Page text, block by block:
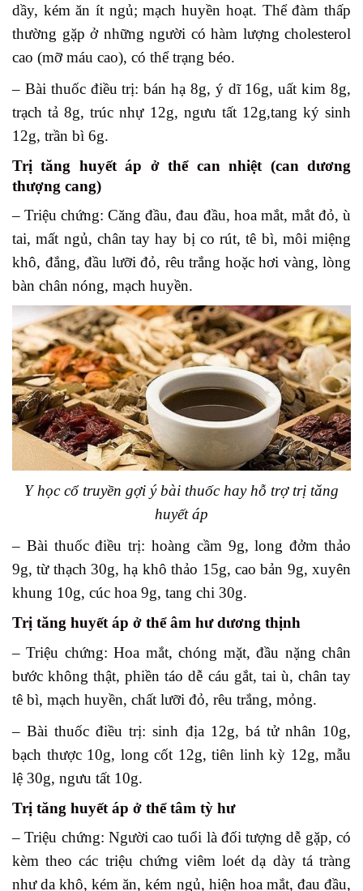
dầy, kém ăn ít ngủ; mạch huyền hoạt. Thể đàm thấp
thường gặp ở những người có hàm lượng cholesterol
cao (mỡ máu cao), có thể trạng béo.
– Bài thuốc điều trị: bán hạ 8g, ý dĩ 16g, uất kim 8g,
trạch tả 8g, trúc nhự 12g, ngưu tất 12g,tang ký sinh
12g, trần bì 6g.
Trị tăng huyết áp ở thể can nhiệt (can dương
thượng cang)
– Triệu chứng: Căng đầu, đau đầu, hoa mắt, mắt đỏ, ù
tai, mất ngủ, chân tay hay bị co rút, tê bì, môi miệng
khô, đắng, đầu lưỡi đỏ, rêu trắng hoặc hơi vàng, lòng
bàn chân nóng, mạch huyền.
Y học cổ truyền gợi ý bài thuốc hay hỗ trợ trị tăng
huyết áp
– Bài thuốc điều trị: hoàng cầm 9g, long đởm thảo
9g, từ thạch 30g, hạ khô thảo 15g, cao bản 9g, xuyên
khung 10g, cúc hoa 9g, tang chi 30g.
Trị tăng huyết áp ở thể âm hư dương thịnh
– Triệu chứng: Hoa mắt, chóng mặt, đầu nặng chân
bước không thật, phiền táo dễ cáu gắt, tai ù, chân tay
tê bì, mạch huyền, chất lưỡi đỏ, rêu trắng, mỏng.
– Bài thuốc điều trị: sinh địa 12g, bá tử nhân 10g,
bạch thược 10g, long cốt 12g, tiên linh kỳ 12g, mẫu
lệ 30g, ngưu tất 10g.
Trị tăng huyết áp ở thể tâm tỳ hư
– Triệu chứng: Người cao tuổi là đối tượng dễ gặp, có
kèm theo các triệu chứng viêm loét dạ dày tá tràng
như da khô, kém ăn, kém ngủ, hiện hoa mắt, đau đầu,